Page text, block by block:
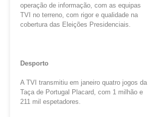
operação de informação, com as equipas
TVI no terreno, com rigor e qualidade na
cobertura das Eleições Presidenciais.
Desporto
A TVI transmitiu em janeiro quatro jogos da
Taça de Portugal Placard, com 1 milhão e
211 mil espetadores.